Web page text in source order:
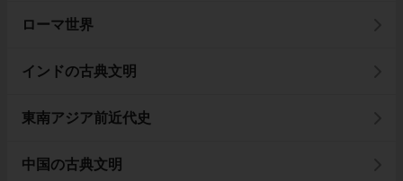
ローマ世界
インドの古典文明
東南アジア前近代史
中国の古典文明